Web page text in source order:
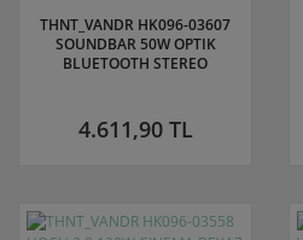
THNT_VANDR HK096-03607
SOUNDBAR 50W OPTIK
BLUETOOTH STEREO
4.611,90 TL